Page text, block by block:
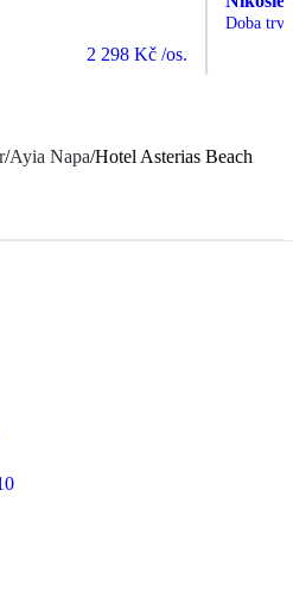
2 298 Kč /os.
Doba
/Ayia Napa/Hotel Asterias Beach